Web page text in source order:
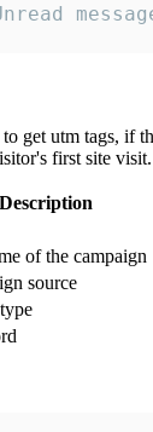
get utm tags, if
first site visit.
Description
of the campaign
source